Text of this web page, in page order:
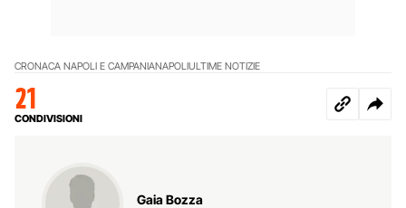
CRONACA NAPOLI E CAMPANIANAPOLIULTIME NOTIZIE
21
CONDIVISIONI
Gaia Bozza